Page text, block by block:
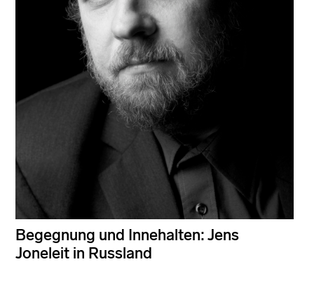
Begegnung und Innehalten: Jens
Joneleit in Russland